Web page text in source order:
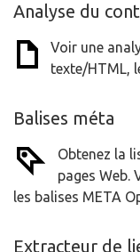
Analyse du
Voir une
texte/HTML,
Balises méta
Obtenez la
pages Web.
les balises META
Extracteur de